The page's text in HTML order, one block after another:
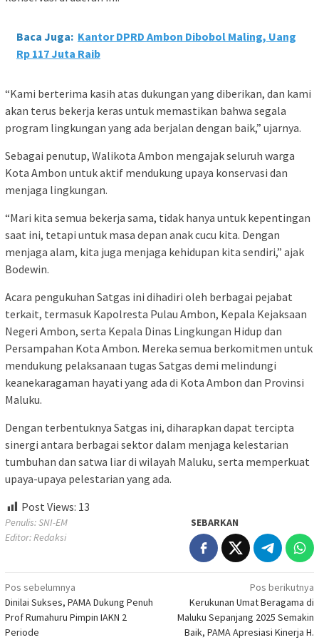
Baca Juga: Kantor DPRD Ambon Dibobol Maling, Uang
Rp 117 Juta Raib
“Kami berterima kasih atas dukungan yang diberikan, dan kami
akan terus bekerja keras untuk memastikan bahwa segala
program lingkungan yang ada berjalan dengan baik,” ujarnya.
Sebagai penutup, Walikota Ambon mengajak seluruh warga
Kota Ambon untuk aktif mendukung upaya konservasi dan
menjaga lingkungan.
“Mari kita semua bekerja sama, tidak hanya untuk kepentingan
saat ini, tetapi untuk masa depan anak cucu kita. Dengan
menjaga alam, kita juga menjaga kehidupan kita sendiri,” ajak
Bodewin.
Acara pengukuhan Satgas ini dihadiri oleh berbagai pejabat
terkait, termasuk Kapolresta Pulau Ambon, Kepala Kejaksaan
Negeri Ambon, serta Kepala Dinas Lingkungan Hidup dan
Persampahan Kota Ambon. Mereka semua berkomitmen untuk
mendukung pelaksanaan tugas Satgas demi melindungi
keanekaragaman hayati yang ada di Kota Ambon dan Provinsi
Maluku.
Dengan terbentuknya Satgas ini, diharapkan dapat tercipta
sinergi antara berbagai sektor dalam menjaga kelestarian
tumbuhan dan satwa liar di wilayah Maluku, serta memperkuat
upaya-upaya pelestarian yang ada.
Post Views: 13
Penulis: SNI-EM
Editor: Redaksi
SEBARKAN
Navigasi
pos
Pos sebelumnya
Dinilai Sukses, PAMA Dukung Penuh
Prof Rumahuru Pimpin IAKN 2
Periode
Pos berikutnya
Kerukunan Umat Beragama di
Maluku Sepanjang 2025 Semakin
Baik, PAMA Apresiasi Kinerja H.